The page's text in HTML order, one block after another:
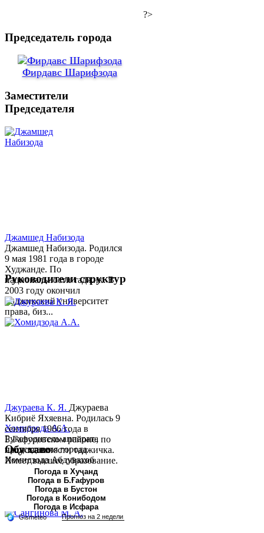
?>
Председатель города
Фирдавс Шарифзода
Заместители
Председателя
Джамшед Набизода
Джамшед Набизода. Родился
9 мая 1981 года в городе
Худжанде. По
национальности таджик. В
2003 году окончил
Таджикский университет
права, биз...
Хомидзода А.А.
Руководитель аппарата
председателя города
Хомидзода Абдувахоб
Абдумаджид родился 8
июня 1978 года в городе
Худжанде. По
национальности...
Руководители структур
Джураева К. Я. Джураева
Кибриё Яхяевна. Родилась 9
сентября 1966 года в
Б.Гафуровском районе, по
национальности таджичка.
Имеет высшее образование.
В 1997 ...
Обу хаво
Погода в Хуҷанд
Погода в Б.Ғафуров
Погода в Бустон
Погода в Конибодом
Погода в Исфара